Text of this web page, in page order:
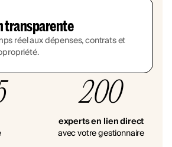
transparente
réel aux dépenses, contrats et
200
experts en lien direct
avec votre gestionnaire